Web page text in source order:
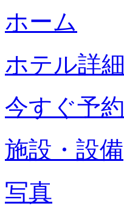
ホーム
ホテル詳細
今すぐ予約
施設・設備
写真